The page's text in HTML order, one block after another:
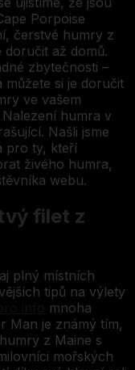
Porpoise
čerstvé humry z
doručit až domů.
zbytečnosti –
můžete si je doručit
ve vašem
humra v
Našli jsme
pro ty, kteří
živého humra,
webu.
filet z
plný místních
tipů na výlety
mnoha
Man je známý tím,
z Maine s
mořských